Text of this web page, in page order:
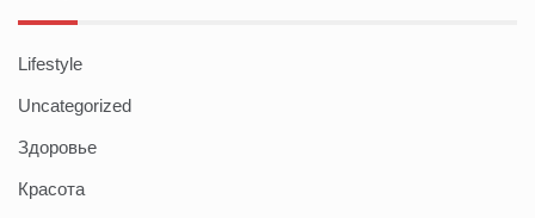
Lifestyle
Uncategorized
Здоровье
Красота